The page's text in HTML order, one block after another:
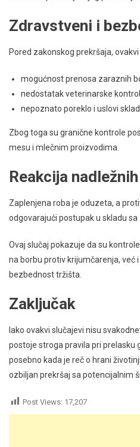
Zdravstveni i
Pored zakonskog prekršaja,
mogućnost prenosa zaraznih
nedostatak veterinarske
nepoznato poreklo i uslovi
Zbog toga su granične kontrole
mesu i mlečnim proizvodima.
Reakcija nadležnih
Zaplenjena roba je oduzeta, a
odgovarajući postupak u skladu sa
Ovaj slučaj pokazuje da su
na borbu protiv krijumčarenja, već
bezbednost tržišta.
Zaključak
Iako ovakvi slučajevi nisu
postoje stroga pravila pri prelasku
posebno kada je reč o hrani
ozbiljan prekršaj sa potencijalnim
Post Views: 17,207